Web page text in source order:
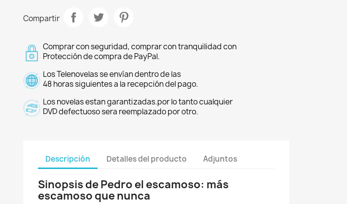
Compartir
Comprar con seguridad, comprar con tranquilidad con
Protección de compra de PayPal.
Los Telenovelas se envían dentro de las
48 horas siguientes a la recepción del pago.
Los novelas estan garantizadas.por lo tanto cualquier
DVD defectuoso sera reemplazado por otro.
Descripción Detalles del producto Adjuntos
Sinopsis de Pedro el escamoso: más
escamoso que nunca